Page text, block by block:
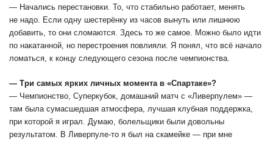
― Начались перестановки. То, что стабильно работает, менять
не надо. Если одну шестерёнку из часов вынуть или лишнюю
добавить, то они сломаются. Здесь то же самое. Можно было идти
по накатанной, но перестроения повлияли. Я понял, что всё начало
ломаться, к концу следующего сезона после чемпионства.
― Три самых ярких личных момента в «Спартаке»?
― Чемпионство, Суперкубок, домашний матч с «Ливерпулем» ―
там была сумасшедшая атмосфера, лучшая клубная поддержка,
при которой я играл. Думаю, болельщики были довольны
результатом. В Ливерпуле-то я был на скамейке ― при мне